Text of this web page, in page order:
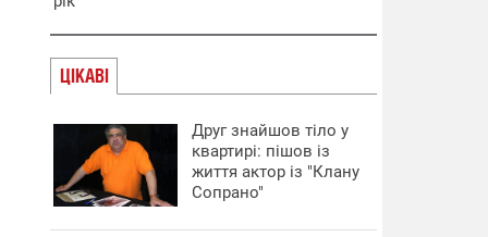
ЦІКАВІ
Друг знайшов тіло у
квартирі: пішов із
життя актор із "Клану
Сопрано"